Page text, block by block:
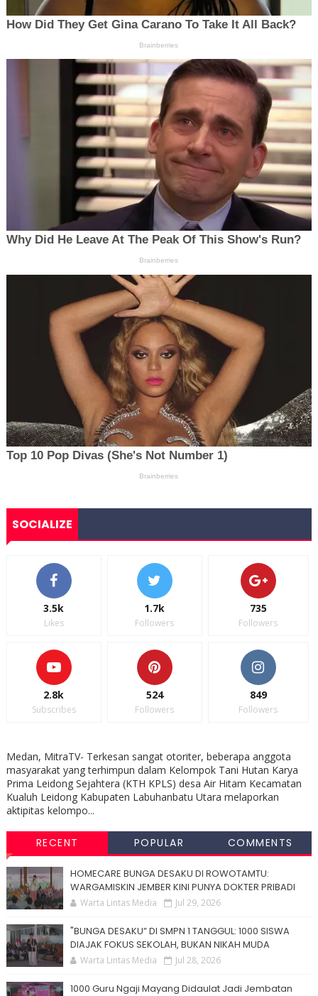
SOCIALIZE
3.5k
Likes
1.7k
Followers
735
Followers
2.8k
Subscribes
524
Followers
849
Followers
Medan, MitraTV- Terkesan sangat otoriter, beberapa anggota
masyarakat yang terhimpun dalam Kelompok Tani Hutan Karya
Prima Leidong Sejahtera (KTH KPLS) desa Air Hitam Kecamatan
Kualuh Leidong Kabupaten Labuhanbatu Utara melaporkan
aktipitas kelompo...
RECENT POPULAR COMMENTS
HOMECARE BUNGA DESAKU DI ROWOTAMTU:
WARGAMISKIN JEMBER KINI PUNYA DOKTER PRIBADI
Warta Lintas Media Jul 29, 2026
"BUNGA DESAKU” DI SMPN 1 TANGGUL: 1000 SISWA
DIAJAK FOKUS SEKOLAH, BUKAN NIKAH MUDA
Warta Lintas Media Jul 28, 2026
1000 Guru Ngaji Mayang Didaulat Jadi Jembatan